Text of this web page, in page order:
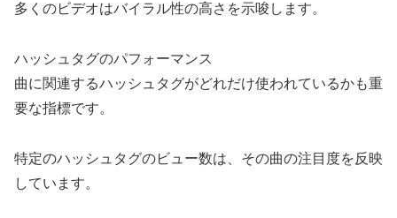
多くのビデオはバイラル性の高さを示唆します。
ハッシュタグのパフォーマンス
曲に関連するハッシュタグがどれだけ使われているかも重
要な指標です。
特定のハッシュタグのビュー数は、その曲の注目度を反映
しています。